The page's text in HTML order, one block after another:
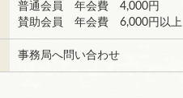
普通会員 年会費 4,000円
賛助会員 年会費 6,000円以上
事務局へ問い合わせ